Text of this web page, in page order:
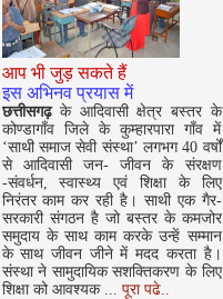
सितम्बर 2008
अक्टूबर 2008
आप भी जुड़ सकते हैं
इस अभिनव प्रयास में
छत्तीसगढ़के आदिवासी क्षेत्र बस्तर के
कोण्डागाँव जिले के कुम्हारपारा गाँव में
‘साथी समाज सेवी संस्था’ लगभग 40 वर्षों
से आदिवासी जन- जीवन के संरक्षण
-संवर्धन, स्वास्थ्य एवं शिक्षा के लिए
निरंतर काम कर रही है। साथी एक गैर-
सरकारी संगठन है जो बस्तर के कमजोर
समुदाय के साथ काम करके उन्हें सम्मान
के साथ जीवन जीने में मदद करता है।
संस्था ने सामुदायिक सशक्तिकरण के लिए
शिक्षा को आवश्यक ... पूरा पढे..